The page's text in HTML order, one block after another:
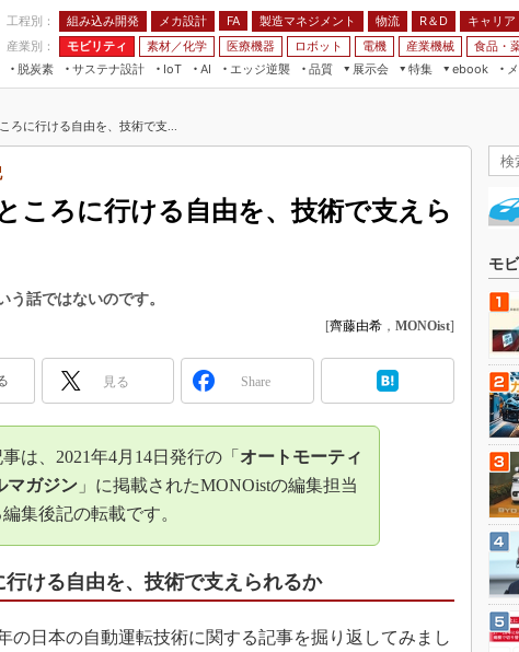
工程別： 組み込み開発 メカ設計 FA 製造マネジメント 物流 R＆D
キャリア
産業別：
モビリティ 素材／化学 医療機器 ロボット 電機 産業機械 食品・
脱炭素
サステナ設計
IoT
場
ビス
AI
備保全
AI
エッジ逆襲 品質
展示会
JIMTOF
IIFES
TECHNO-FRONTIER
スマート工場EXPO
AUTOMOTIVE WORLD
産業オープンネット展
特集
VR／AR
フィールドサービス
Windows Embedded
車載ソフト開発
ISO26262
無償設計ツール
3Dプリンタ
インダストリー4.0
イノベーション
ebook
モビリティ
ろに行ける自由を、技術で支...
ころに行ける自由を、技術で支えら
う話ではないのです。
[齊藤由希 ， MONOist]
見る Share
は、2021年4月14日発行の「 オートモーティ
マガジン 」に掲載されたMONOistの編集担当
集後記の転載です。
ける自由を、技術で支えられるか
日本の自動運転技術に関する記事を掘り返してみまし
モ